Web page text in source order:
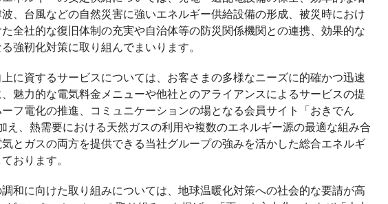
、台風などの自然災害に強いエネルギー供給設備の形成、被災時におけ
全社的な復旧体制の充実や自治体等の防災関係機関との連携、効果的な
強靭化対策に取り組んでまいります。
に資するサービスについては、お客さまの多様なニーズに的確かつ迅速
魅力的な電気料金メニューや他社とのアライアンスによるサービスの提
フ電化の推進、コミュニケーションの場となる会員サイト「おきでん
え、熱需要における天然ガスの利用や複数のエネルギー源の最適な組み合
とガスの両方を提供できる当社グループの強みを活かした総合エネルギ
おります。
和に向けた取り組みについては、地球温暖化対策への社会的な要請が高